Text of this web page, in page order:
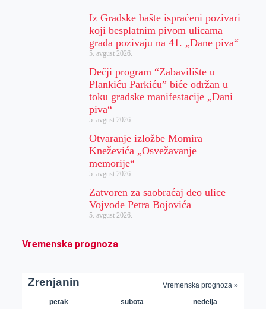
Iz Gradske bašte ispraćeni pozivari
koji besplatnim pivom ulicama
grada pozivaju na 41. „Dane piva“
5. avgust 2026.
Dečji program “Zabavilište u
Plankiću Parkiću” biće održan u
toku gradske manifestacije „Dani
piva“
5. avgust 2026.
Otvaranje izložbe Momira
Kneževića „Osvežavanje
memorije“
5. avgust 2026.
Zatvoren za saobraćaj deo ulice
Vojvode Petra Bojovića
5. avgust 2026.
Vremenska prognoza